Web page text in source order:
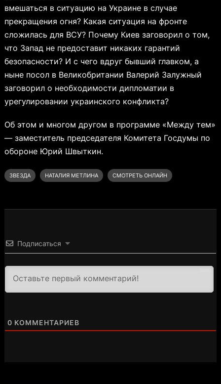
вмешаться в ситуацию на Украине в случае
прекращения огня? Какая ситуация на фронте
сложилась для ВСУ? Почему Киев заговорил о том,
что Запад не предоставит никаких гарантий
безопасности? И с чего вдруг бывший главком, а
ныне посол в Великобритании Валерий Залужный
заговорил о необходимости дипломатии в
урегулировании украинского конфликта?
Об этом и многом другом в программе «Между тем»
— заместитель председателя Комитета Госдумы по
обороне Юрий Швыткин.
ЗВЕЗДА НАТАЛИЯ МЕТЛИНА СМОТРЕТЬ ОНЛАЙН
Подписаться
0 КОММЕНТАРИЕВ